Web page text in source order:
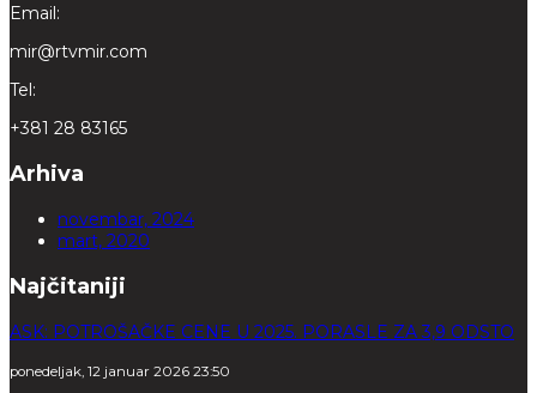
Email:
mir@rtvmir.com
Tel:
+381 28 83165
Arhiva
novembar, 2024
mart, 2020
Najčitaniji
ASK: POTROŠAČKE CENE U 2025. PORASLE ZA 3,9 ODSTO
ponedeljak, 12 januar 2026 23:50